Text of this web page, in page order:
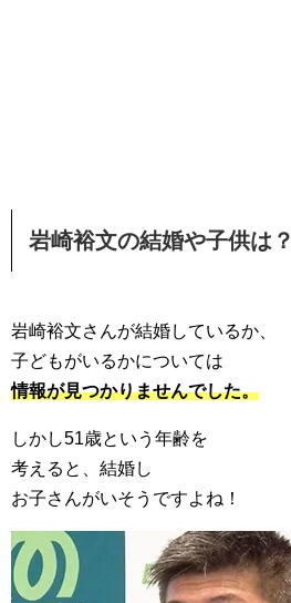
岩崎裕文の結婚や子供は？
岩崎裕文さんが結婚しているか、
子どもがいるかについては
情報が見つかりませんでした。
しかし51歳という年齢を
考えると、結婚し
お子さんがいそうですよね！